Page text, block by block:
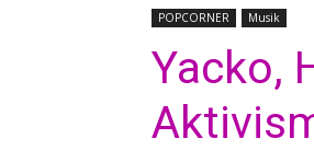
POPCORNER Musik
Yacko,